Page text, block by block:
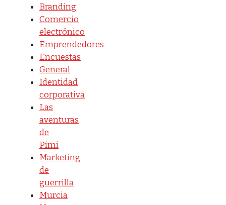
Branding
Comercio
electrónico
Emprendedores
Encuestas
General
Identidad
corporativa
Las
aventuras
de
Pimi
Marketing
de
guerrilla
Murcia